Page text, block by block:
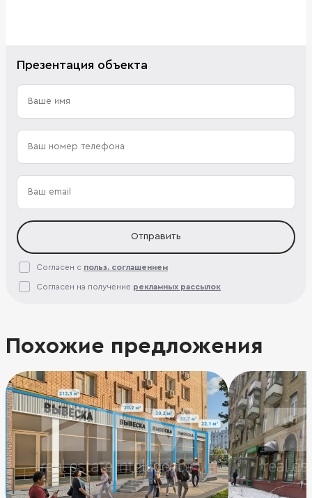
Презентация объекта
Отправить
Согласен с польз. соглашением
Согласен на получение рекламных рассылок
Похожие предложения